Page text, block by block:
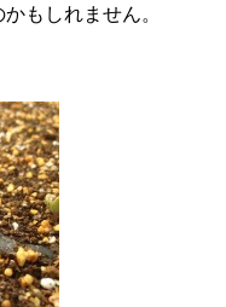
もしれません。